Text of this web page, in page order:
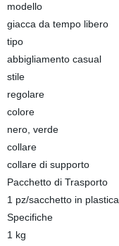
modello
giacca da tempo libero
tipo
abbigliamento casual
stile
regolare
colore
nero, verde
collare
collare di supporto
Pacchetto di Trasporto
1 pz/sacchetto in plastica
Specifiche
1 kg